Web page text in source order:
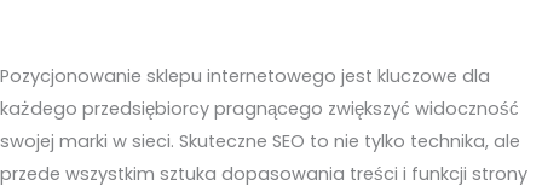
Pozycjonowanie sklepu internetowego jest kluczowe dla
każdego przedsiębiorcy pragnącego zwiększyć widoczność
swojej marki w sieci. Skuteczne SEO to nie tylko technika, ale
przede wszystkim sztuka dopasowania treści i funkcji strony